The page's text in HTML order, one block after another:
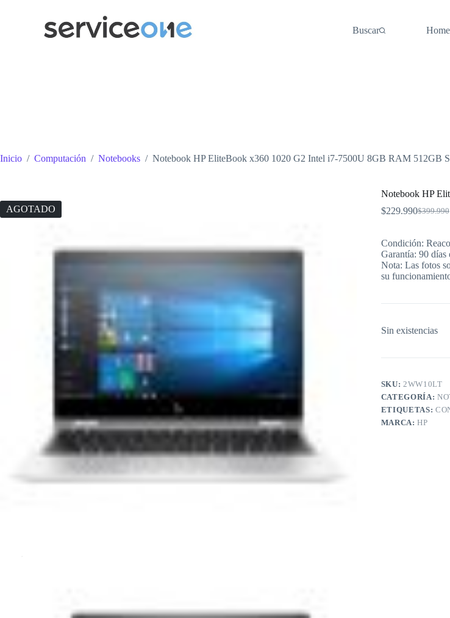
Buscar Home
Inicio / Computación / Notebooks / Notebook HP EliteBook x360 1020 G2 Intel i7-7500U 8GB RAM 512GB
AGOTADO
Notebook HP
$399.990
El
original
era:
$229.990El
actual
es:
Condición:
Garantía: 90 días
Nota: Las fotos
su
Sin existencias
SKU:2WW10LT
CATEGORÍA:
ETIQUETAS:
MARCA:HP